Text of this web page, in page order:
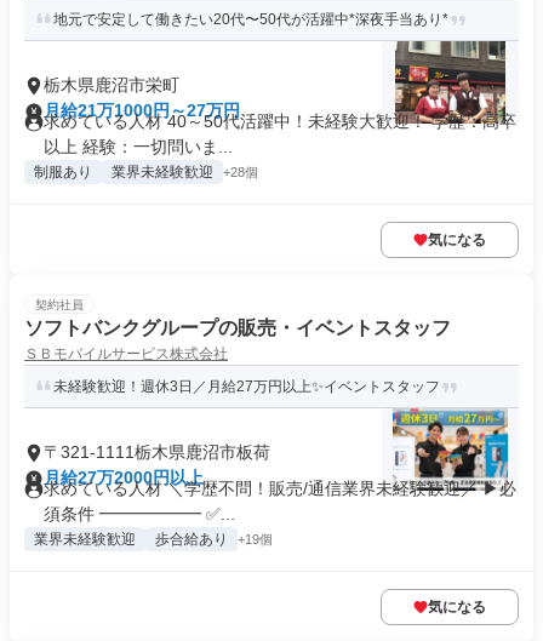
地元で安定して働きたい20代〜50代が活躍中*深夜手当あり*
栃木県鹿沼市栄町
月給21万1000円～27万円
求めている人材 40～50代活躍中！未経験大歓迎！ 学歴：高卒
以上 経験：一切問いま...
制服あり 業界未経験歓迎 +28個
気になる
契約社員
ソフトバンクグループの販売・イベントスタッフ
ＳＢモバイルサービス株式会社
未経験歓迎！週休3日／月給27万円以上✨イベントスタッフ
〒321-1111栃木県鹿沼市板荷
月給27万2000円以上
求めている人材 ＼学歴不問！販売/通信業界未経験歓迎／ ▶必
須条件 ━━━━━━ ✅...
業界未経験歓迎 歩合給あり +19個
気になる